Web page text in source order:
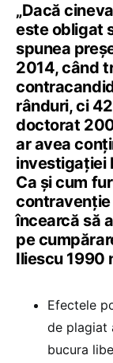
„Dacă
este obligat
spunea
2014, când
rânduri, ci
doctorat
ar avea
investigației
Ca și cum
contravenție
încearcă să
pe
Iliescu 1990
Efectele
de plagiat
bucura